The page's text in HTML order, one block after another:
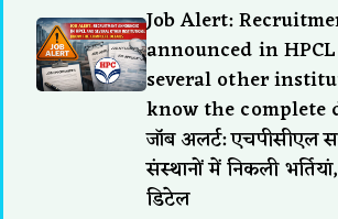
Job Alert:
announced in
several other
know the complete
जॉब अलर्ट: एचपीसीएल
संस्थानों में निकली
डिटेल